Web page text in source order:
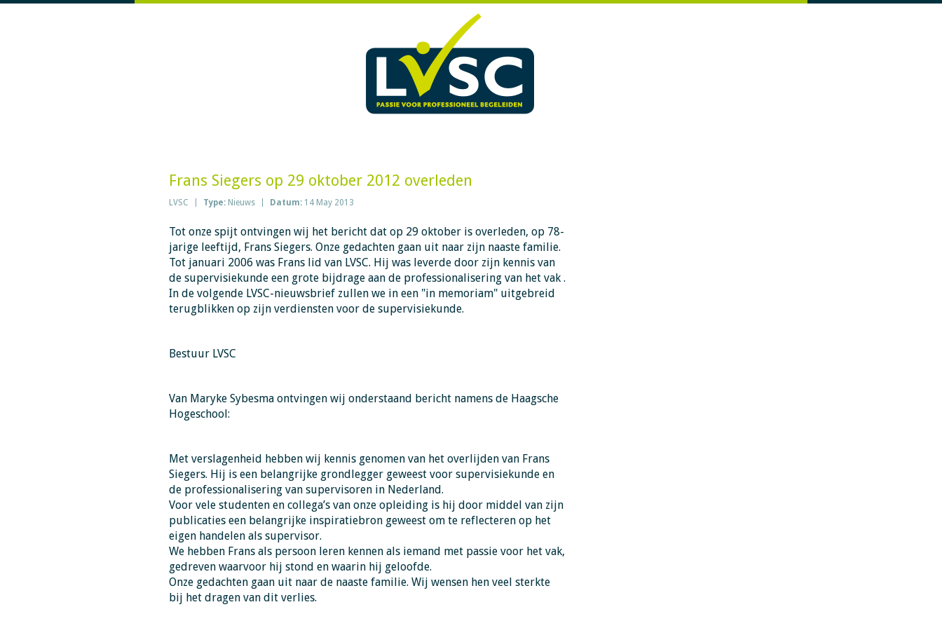
Frans Siegers op 29 oktober 2012 overleden
LVSC Type: Nieuws Datum: 14 May 2013
Tot onze spijt ontvingen wij het bericht dat op 29 oktober is overleden, op 78-
jarige leeftijd, Frans Siegers. Onze gedachten gaan uit naar zijn naaste familie.
Tot januari 2006 was Frans lid van LVSC. Hij was leverde door zijn kennis van
de supervisiekunde een grote bijdrage aan de professionalisering van het vak .
In de volgende LVSC-nieuwsbrief zullen we in een "in memoriam" uitgebreid
terugblikken op zijn verdiensten voor de supervisiekunde.
Bestuur LVSC
Van Maryke Sybesma ontvingen wij onderstaand bericht namens de Haagsche
Hogeschool:
Met verslagenheid hebben wij kennis genomen van het overlijden van Frans
Siegers. Hij is een belangrijke grondlegger geweest voor supervisiekunde en
de professionalisering van supervisoren in Nederland.
Voor vele studenten en collega’s van onze opleiding is hij door middel van zijn
publicaties een belangrijke inspiratiebron geweest om te reflecteren op het
eigen handelen als supervisor.
We hebben Frans als persoon leren kennen als iemand met passie voor het vak,
gedreven waarvoor hij stond en waarin hij geloofde.
Onze gedachten gaan uit naar de naaste familie. Wij wensen hen veel sterkte
bij het dragen van dit verlies.